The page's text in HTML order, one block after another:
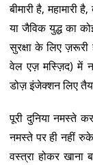
बीमारी है,
या जैविक युद्ध का
सुरक्षा के लिए
वेल एज़ मस्ज़िद) में
डोज़ इंजेक्शन लिए
पूरी दुनिया नमस्ते
नमस्ते पर ही नहीं
वस्त्रा होकर खाना